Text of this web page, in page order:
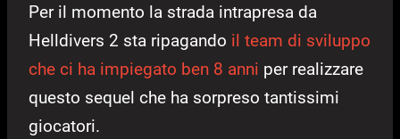
Per il momento la strada intrapresa da
Helldivers 2 sta ripagando il team di sviluppo
che ci ha impiegato ben 8 anni per realizzare
questo sequel che ha sorpreso tantissimi
giocatori.